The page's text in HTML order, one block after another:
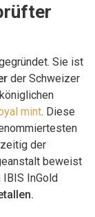
Sie ist
der Schweizer
mint. Diese
der
beweist
IBIS InGold